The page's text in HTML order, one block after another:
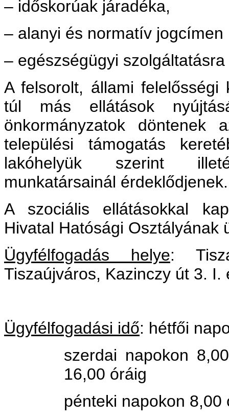
– időskorúak járadéka,
– alanyi és normatív
– egészségügyi
A felsorolt, állami felelősségi
túl más ellátások
önkormányzatok döntenek
települési támogatás
lakóhelyük szerint
munkatársainál érdeklődjenek.
A szociális ellátásokkal
Hivatal Hatósági Osztályának
Ügyfélfogadás helye:
Tiszaújváros, Kazinczy út 3. I.
Ügyfélfogadási idő: hétfői
szerdai napokon
16,00 óráig
pénteki napokon 8,00